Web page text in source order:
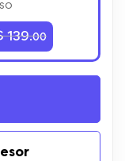
139.00